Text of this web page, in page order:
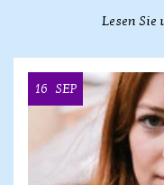
Lesen Sie
16 SEP